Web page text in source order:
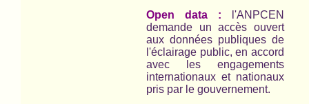
Open data : l'ANPCEN
demande un accès ouvert
aux données publiques de
l'éclairage public, en accord
avec les engagements
internationaux et nationaux
pris par le gouvernement.